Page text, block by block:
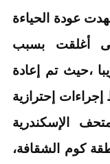
عودة الحياءة
أغلقت بسبب
3 أشهر تقريبا ،حيث تم إعادة
إحترازية
الإسكندرية
كوم الشقافة،